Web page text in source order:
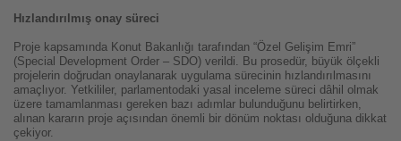
Hızlandırılmış onay süreci
Proje kapsamında Konut Bakanlığı tarafından “Özel Gelişim Emri”
(Special Development Order – SDO) verildi. Bu prosedür, büyük ölçekli
projelerin doğrudan onaylanarak uygulama sürecinin hızlandırılmasını
amaçlıyor. Yetkililer, parlamentodaki yasal inceleme süreci dâhil olmak
üzere tamamlanması gereken bazı adımlar bulunduğunu belirtirken,
alınan kararın proje açısından önemli bir dönüm noktası olduğuna dikkat
çekiyor.